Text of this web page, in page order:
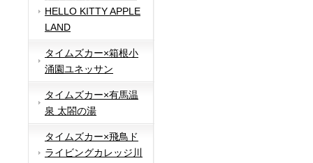
HELLO KITTY APPLE
LAND
タイムズカー×箱根小
涌園ユネッサン
タイムズカー×有馬温
泉 太閤の湯
タイムズカー×飛鳥ド
ライビングカレッジ川